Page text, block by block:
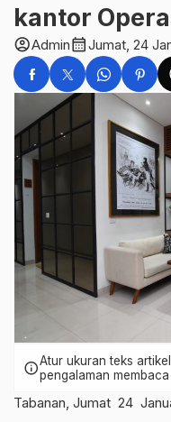
kantor
account_circleAdmincalendar_monthJumat, 24
infoAtur ukuran teks
pengalaman
Tabanan, Jumat 24